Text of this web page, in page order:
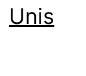
Unis